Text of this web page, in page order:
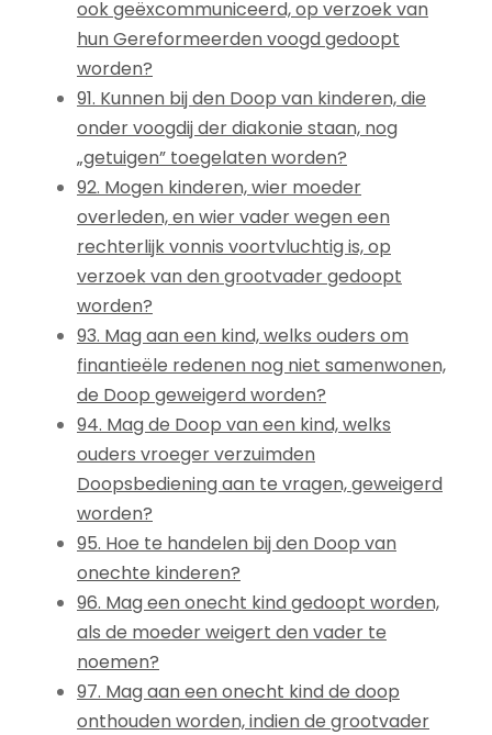
ook geëxcommuniceerd, op verzoek van
hun Gereformeerden voogd gedoopt
worden?
91. Kunnen bij den Doop van kinderen, die
onder voogdij der diakonie staan, nog
„getuigen” toegelaten worden?
92. Mogen kinderen, wier moeder
overleden, en wier vader wegen een
rechterlijk vonnis voortvluchtig is, op
verzoek van den grootvader gedoopt
worden?
93. Mag aan een kind, welks ouders om
finantieële redenen nog niet samenwonen,
de Doop geweigerd worden?
94. Mag de Doop van een kind, welks
ouders vroeger verzuimden
Doopsbediening aan te vragen, geweigerd
worden?
95. Hoe te handelen bij den Doop van
onechte kinderen?
96. Mag een onecht kind gedoopt worden,
als de moeder weigert den vader te
noemen?
97. Mag aan een onecht kind de doop
onthouden worden, indien de grootvader